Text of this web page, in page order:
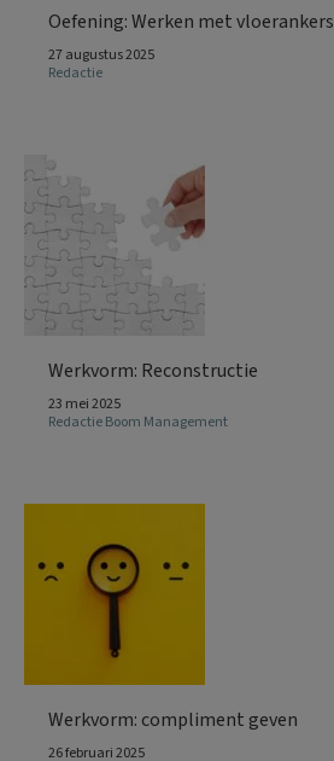
Oefening: Werken met vloerankers
27 augustus 2025
Redactie
Werkvorm: Reconstructie
23 mei 2025
Redactie Boom Management
Werkvorm: compliment geven
26 februari 2025